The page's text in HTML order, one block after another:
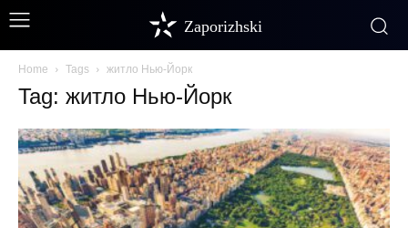
Zaporizhski
Home Tags житло Нью-Йорк
Tag: житло Нью-Йорк